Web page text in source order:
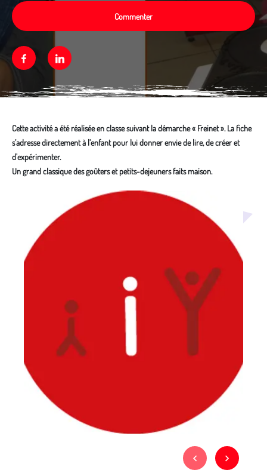
Commenter
FacebookLinkedin
Cette activité a été réalisée en classe suivant la démarche « Freinet ». La fiche
s’adresse directement à l’enfant pour lui donner envie de lire, de créer et
d'expérimenter.
Un grand classique des goûters et petits-dejeuners faits maison.